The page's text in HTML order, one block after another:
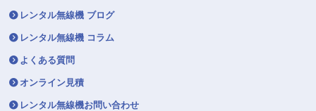
レンタル無線機 ブログ
レンタル無線機 コラム
よくある質問
オンライン見積
レンタル無線機お問い合わせ